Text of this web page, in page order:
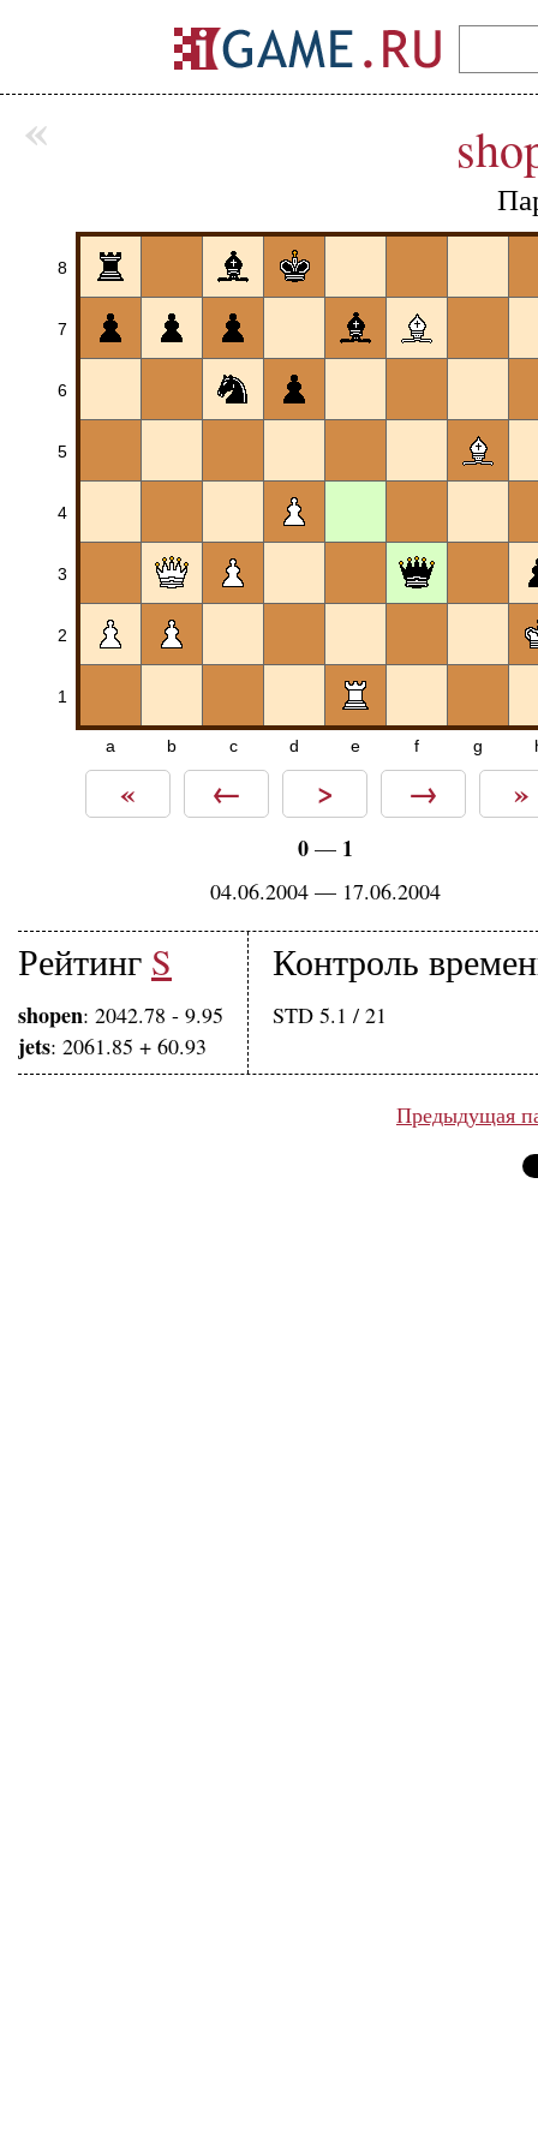
8
7
6
5
4
3
2
1
a b c d e f g
« ← > → »
0— 1
04.06.2004 — 17.06.2004
Рейтинг S
shopen: 2042.78 - 9.95
jets: 2061.85 + 60.93
Контроль
STD 5.1 / 21
Предыдущая
«